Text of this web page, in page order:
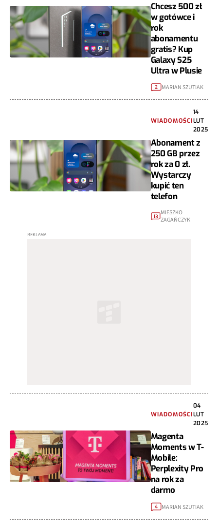
Chcesz 500 zł
w gotówce i
rok
abonamentu
gratis? Kup
Galaxy S25
Ultra w Plusie
2 MARIAN SZUTIAK
WIADOMOŚCI
14
LUT
2025
Abonament z
250 GB przez
rok za 0 zł.
Wystarczy
kupić ten
telefon
13 MIESZKO
ZAGAŃCZYK
WIADOMOŚCI
04
LUT
2025
Magenta
Moments w T-
Mobile:
Perplexity Pro
na rok za
darmo
4 MARIAN SZUTIAK